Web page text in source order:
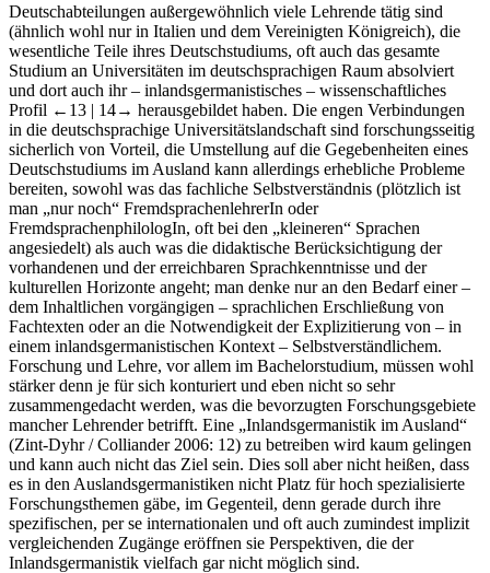
Was zumindest für die nordischen Länder zutrifft, ist, dass in den
Deutschabteilungen außergewöhnlich viele Lehrende tätig sind
(ähnlich wohl nur in Italien und dem Vereinigten Königreich), die
wesentliche Teile ihres Deutschstudiums, oft auch das gesamte
Studium an Universitäten im deutschsprachigen Raum absolviert
und dort auch ihr – inlandsgermanistisches – wissenschaftliches
Profil ←13 |14→herausgebildet haben. Die engen Verbindungen
in die deutschsprachige Universitätslandschaft sind forschungsseitig
sicherlich von Vorteil, die Umstellung auf die Gegebenheiten eines
Deutschstudiums im Ausland kann allerdings erhebliche Probleme
bereiten, sowohl was das fachliche Selbstverständnis (plötzlich ist
man „nur noch“ FremdsprachenlehrerIn oder
FremdsprachenphilologIn, oft bei den „kleineren“ Sprachen
angesiedelt) als auch was die didaktische Berücksichtigung der
vorhandenen und der erreichbaren Sprachkenntnisse und der
kulturellen Horizonte angeht; man denke nur an den Bedarf einer –
dem Inhaltlichen vorgängigen – sprachlichen Erschließung von
Fachtexten oder an die Notwendigkeit der Explizitierung von – in
einem inlandsgermanistischen Kontext – Selbstverständlichem.
Forschung und Lehre, vor allem im Bachelorstudium, müssen wohl
stärker denn je für sich konturiert und eben nicht so sehr
zusammengedacht werden, was die bevorzugten Forschungsgebiete
mancher Lehrender betrifft. Eine „Inlandsgermanistik im Ausland“
(Zint-Dyhr / Colliander 2006: 12) zu betreiben wird kaum gelingen
und kann auch nicht das Ziel sein. Dies soll aber nicht heißen, dass
es in den Auslandsgermanistiken nicht Platz für hoch spezialisierte
Forschungsthemen gäbe, im Gegenteil, denn gerade durch ihre
spezifischen,per seinternationalen und oft auch zumindest implizit
vergleichenden Zugänge eröffnen sie Perspektiven, die der